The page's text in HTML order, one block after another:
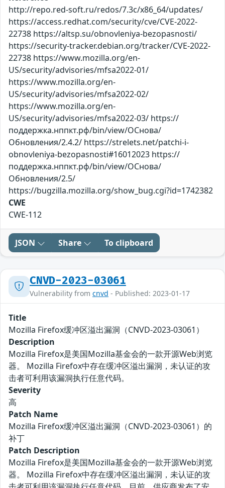
http://repo.red-soft.ru/redos/7.3c/x86_64/updates/
https://access.redhat.com/security/cve/CVE-2022-
22738 https://altsp.su/obnovleniya-bezopasnosti/
https://security-tracker.debian.org/tracker/CVE-2022-
22738 https://www.mozilla.org/en-
US/security/advisories/mfsa2022-01/
https://www.mozilla.org/en-
US/security/advisories/mfsa2022-02/
https://www.mozilla.org/en-
US/security/advisories/mfsa2022-03/ https://
поддержка.нппкт.рф/bin/view/ОСнова/
Обновления/2.4.2/ https://strelets.net/patchi-i-
obnovleniya-bezopasnosti#16012023 https://
поддержка.нппкт.рф/bin/view/ОСнова/
Обновления/2.5/
https://bugzilla.mozilla.org/show_bug.cgi?id=1742382
CWE
CWE-112
JSON Share To clipboard
CNVD-2023-03061
Vulnerability from cnvd - Published: 2023-01-17
Title
Mozilla Firefox缓冲区溢出漏洞（CNVD-2023-03061）
Description
Mozilla Firefox是美国Mozilla基金会的一款开源Web浏览
器。 Mozilla Firefox中存在缓冲区溢出漏洞，未认证的攻
击者可利用该漏洞执行任意代码。
Severity
高
Patch Name
Mozilla Firefox缓冲区溢出漏洞（CNVD-2023-03061）的
补丁
Patch Description
Mozilla Firefox是美国Mozilla基金会的一款开源Web浏览
器。 Mozilla Firefox中存在缓冲区溢出漏洞，未认证的攻